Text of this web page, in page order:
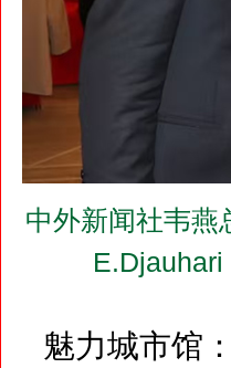
中外新闻社韦燕
魅力城市馆